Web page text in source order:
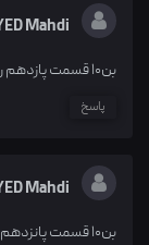
Mahdi
بن۱۰ قسمت پازدهم رسید.
پاسخ
Mahdi
بن۱۰ قسمت پانزدهم رسید.